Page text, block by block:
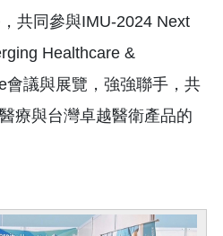
共同參與IMU-2024 Next
Healthcare &
會議與展覽，強強聯手，共
療與台灣卓越醫衛產品的